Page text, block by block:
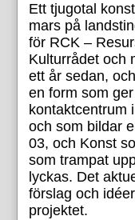
Ett tjugotal
mars på
för RCK –
Kulturrådet och
ett år sedan,
en form som
kontaktcentrum
och som bildar
03, och Konst
som trampat
lyckas. Det
förslag och
projektet.